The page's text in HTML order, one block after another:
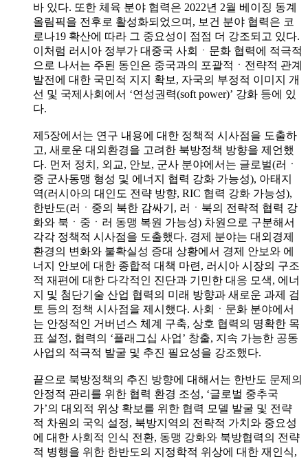
바 있다. 또한 체육 분야 협력은 2022년 2월 베이징 동계
올림픽을 전후로 활성화되었으며, 보건 분야 협력은 코
로나19 확산에 따라 그 중요성이 점점 더 강조되고 있다.
이처럼 러시아 정부가 대중국 사회ㆍ문화 협력에 적극적
으로 나서는 주된 동인은 중국과의 포괄적ㆍ전략적 관계
발전에 대한 국민적 지지 확보, 자국의 부정적 이미지 개
선 및 국제사회에서 ‘연성권력(soft power)’ 강화 등에 있
다.
제5장에서는 연구 내용에 대한 정책적 시사점을 도출하
고, 새로운 대외환경을 고려한 북방정책 방향을 제언했
다. 먼저 정치, 외교, 안보, 군사 분야에서는 글로벌(러ㆍ
중 군사동맹 형성 및 에너지 협력 강화 가능성), 아태지
역(러시아의 대인도 전략 방향, RIC 협력 강화 가능성),
한반도(러ㆍ중의 북한 감싸기, 러ㆍ북의 전략적 협력 강
화와 북ㆍ중ㆍ러 동맹 복원 가능성) 차원으로 구분해서
각각 정책적 시사점을 도출했다. 경제 분야는 대외경제
환경의 변화와 불확실성 증대 상황에서 경제 안보와 에
너지 안보에 대한 종합적 대책 마련, 러시아 시장의 구조
적 재편에 대한 다각적인 진단과 기민한 대응 모색, 에너
지 및 첨단기술 산업 협력의 미래 방향과 새로운 과제 검
토 등의 정책 시사점을 제시했다. 사회ㆍ문화 분야에서
는 안정적인 거버넌스 체계 구축, 상호 협력의 명확한 목
표 설정, 협력의 ‘플래그십 사업’ 창출, 지속 가능한 공동
사업의 적극적 발굴 및 추진 필요성을 강조했다.
끝으로 북방정책의 추진 방향에 대해서는 한반도 문제의
안정적 관리를 위한 협력 환경 조성, ‘글로벌 중추국
가’의 대외적 위상 확보를 위한 협력 모델 발굴 및 전략
적 차원의 국익 설정, 북방지역의 전략적 가치와 중요성
에 대한 사회적 인식 전환, 동맹 강화와 북방협력의 전략
적 병행을 위한 한반도의 지정학적 위상에 대한 재인식,